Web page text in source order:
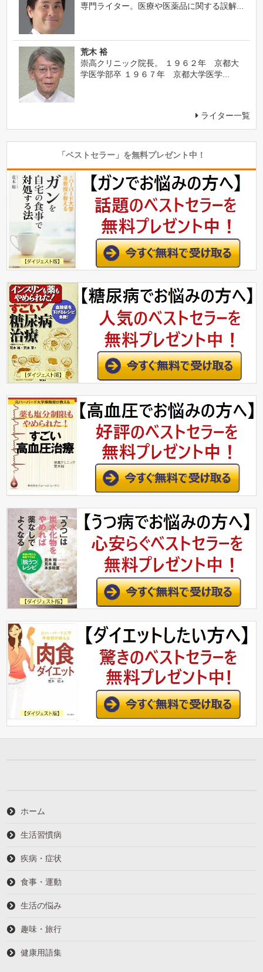
専門ライター。医療や医薬品に関する誤解...
荒木 裕
崇高クリニック院長。 １９６２年 京都大
学医学部卒 １９６７年 京都大学医学...
ライター一覧
「ベストセラー」を無料プレゼント中！
ホーム
生活習慣病
疾病・症状
食事・運動
生活の悩み
趣味・旅行
健康用語集